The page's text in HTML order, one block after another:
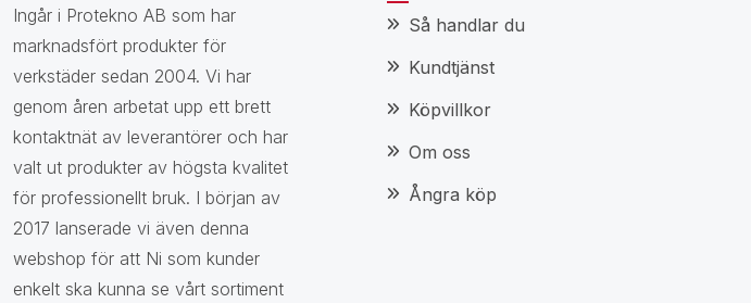
Ingår i Protekno AB som har
marknadsfört produkter för
verkstäder sedan 2004. Vi har
genom åren arbetat upp ett brett
kontaktnät av leverantörer och har
valt ut produkter av högsta kvalitet
för professionellt bruk. I början av
2017 lanserade vi även denna
webshop för att Ni som kunder
enkelt ska kunna se vårt sortiment
Så handlar du
Kundtjänst
Köpvillkor
Om oss
Ångra köp